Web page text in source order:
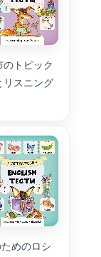
トピック
リスニング
めのロシ